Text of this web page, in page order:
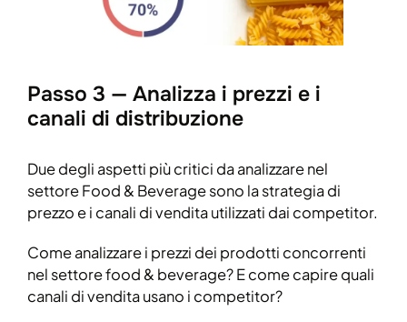
Passo 3 — Analizza i prezzi e i
canali di distribuzione
Due degli aspetti più critici da analizzare nel
settore Food & Beverage sono la strategia di
prezzo e i canali di vendita utilizzati dai competitor.
Come analizzare i prezzi dei prodotti concorrenti
nel settore food & beverage? E come capire quali
canali di vendita usano i competitor?